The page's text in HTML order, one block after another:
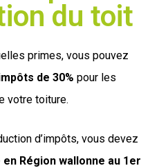
du toit
primes, vous pouvez
de 30% pour les
votre toiture.
d’impôts, vous devez
Région wallonne au 1er